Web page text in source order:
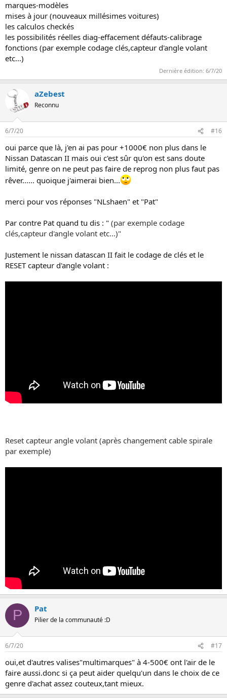
marques-modèles
mises à jour (nouveaux millésimes voitures)
les calculos checkés
les possibilités réelles diag-effacement défauts-calibrage
fonctions (par exemple codage clés,capteur d'angle volant
etc...)
Dernière édition: 6/7/20
aZebest
Reconnu
6/7/20 #16
oui parce que là, j'en ai pas pour +1000€ non plus dans le
Nissan Datascan II mais oui c'est sûr qu'on est sans doute
limité, genre on ne peut pas faire de reprog non plus faut pas
rêver...... quoique j'aimerai bien...
merci pour vos réponses "NLshaen" et "Pat"
Par contre Pat quand tu dis : " (par exemple codage
clés,capteur d'angle volant etc...)"
Justement le nissan datascan II fait le codage de clés et le
RESET capteur d'angle volant :
Reset capteur angle volant (après changement cable spirale
par exemple)
P Pat
Pilier de la communauté :D
6/7/20 #17
oui,et d'autres valises"multimarques" à 4-500€ ont l'air de le
faire aussi.donc si ça peut aider quelqu'un dans le choix de ce
genre d'achat assez couteux,tant mieux.